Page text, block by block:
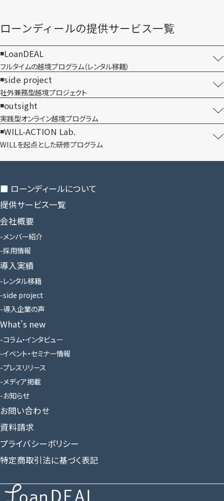
ローンディールの​提供サービス一覧
LoanDEAL
フルタイムの越境プログラム​（レンタル移籍）
side project
社外兼務型​越境プロジェクト
outsight
実践型オンライン​越境プログラム
WILL-ACTION Lab.
WILLを​起点とした​研修プログラム
■ ローンディールに​ついて
提供サービス一覧
会社概要
メンバー紹介
採用情報
導入実績
レンタル移籍
side project
導入企業の声
What’s new
コラム・インタビュー
イベント・セミナー情報
プレスリリース
メディア掲載
お知らせ
お問い合わせ
資料請求
プライバシーポリシー
特定商取引法に基づく表記